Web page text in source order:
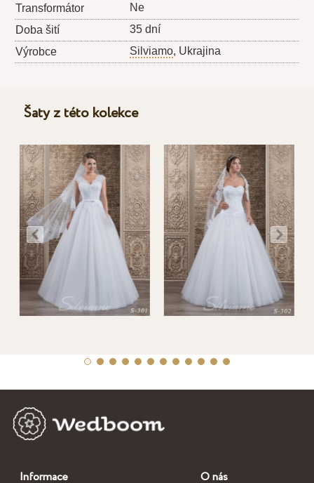
Transformátor
Ne
Doba šití
35 dní
Výrobce
Silviamo, Ukrajina
Šaty z této kolekce
Informace O nás